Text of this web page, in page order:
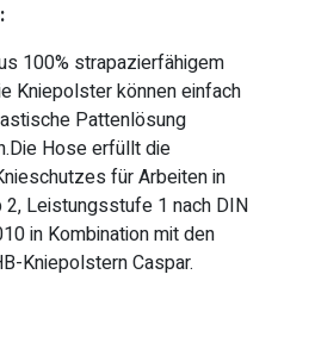
100% strapazierfähigem
Kniepolster können einfach
Pattenlösung
Hose erfüllt die
für Arbeiten in
2, Leistungsstufe 1 nach DIN
in Kombination mit den
Kniepolstern Caspar.